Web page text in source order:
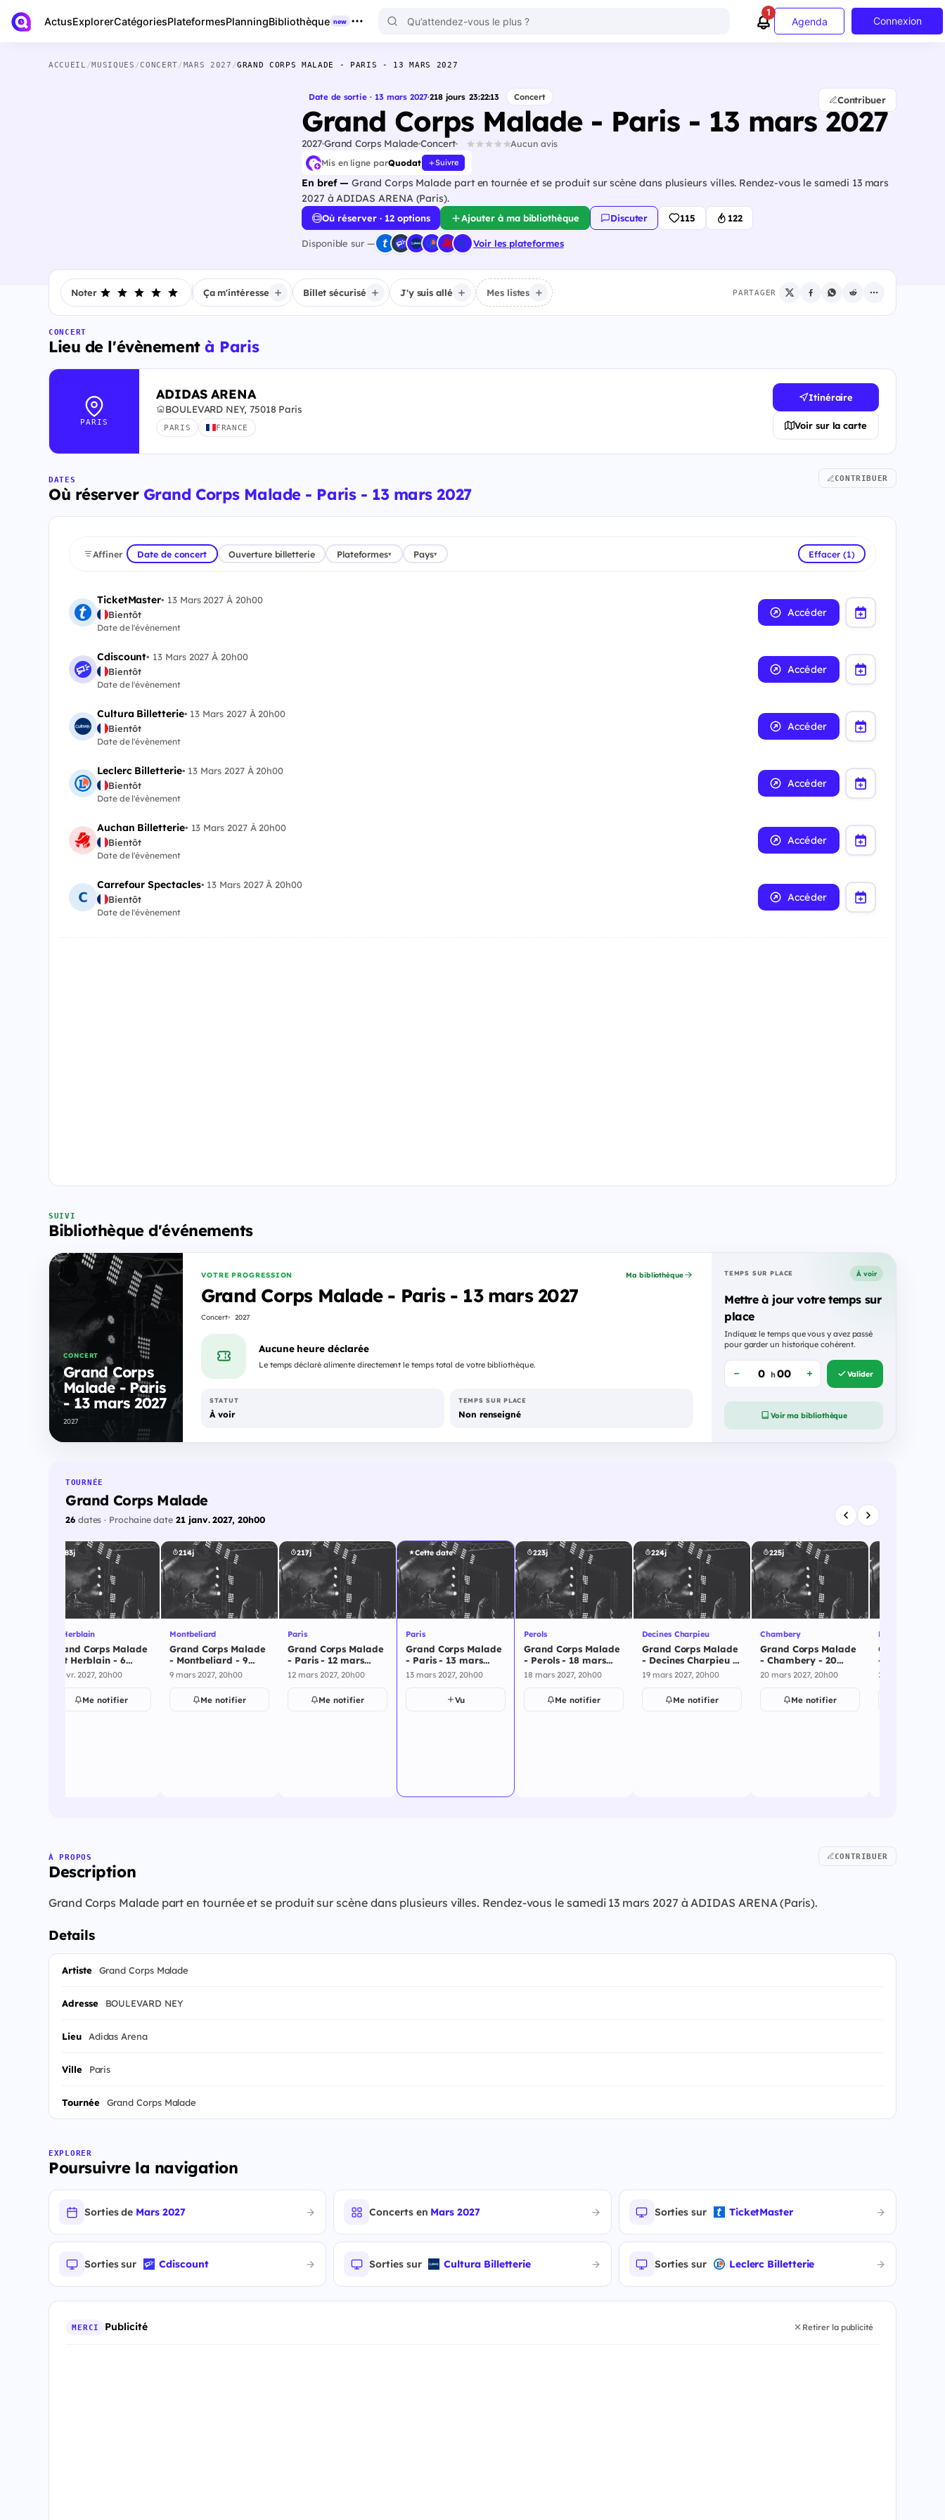
ActusExplorerCatégoriesPlateformesPlanningBibliothèque new
1
Agenda Connexion
ACCUEIL /MUSIQUES /CONCERT/MARS 2027 /GRAND CORPS MALADE - PARIS - 13 MARS 2027
Date de sortie · 13 mars 2027·218 jours 23:22:12 Concert
Grand Corps Malade - Paris - 13 mars 2027
2027Grand Corps MaladeConcert Aucun avis
Mis en ligne parQuodat Suivre
En bref — Grand Corps Malade part en tournée et se produit sur scène dans plusieurs villes. Rendez-vous le samedi 13 mars
2027 à ADIDAS ARENA (Paris).
Contribuer
Où réserver · 12 options Ajouter à ma bibliothèque Discuter 115 122
Disponible sur — Voir les plateformes
Noter Ça m'intéresse Billet sécurisé J'y suis allé Mes listes PARTAGER
CONCERT
Lieu de l'évènementà Paris
PARIS
ADIDAS ARENA
BOULEVARD NEY, 75018 Paris
PARIS FRANCE
Itinéraire
Voir sur la carte
DATES
Où réserver Grand Corps Malade - Paris - 13 mars 2027
CONTRIBUER
Affiner Date de concert Ouverture billetterie Plateformes▾ Pays▾ Effacer (1)
TicketMaster• 13 Mars 2027 À 20h00
Bientôt
Date de l'évènement
Accéder
Cdiscount• 13 Mars 2027 À 20h00
Bientôt
Date de l'évènement
Accéder
Cultura Billetterie• 13 Mars 2027 À 20h00
Bientôt
Date de l'évènement
Accéder
Leclerc Billetterie• 13 Mars 2027 À 20h00
Bientôt
Date de l'évènement
Accéder
Auchan Billetterie• 13 Mars 2027 À 20h00
Bientôt
Date de l'évènement
Accéder
Carrefour Spectacles• 13 Mars 2027 À 20h00
Bientôt
Date de l'évènement
Accéder
SUIVI
Bibliothèque d'événements
CONCERT
Grand Corps
Malade - Paris
- 13 mars 2027
2027
VOTRE PROGRESSION
Grand Corps Malade - Paris - 13 mars 2027
Concert 2027
Ma bibliothèque
Aucune heure déclarée
Le temps déclaré alimente directement le temps total de votre bibliothèque.
STATUT
À voir
TEMPS SUR PLACE
Non renseigné
TEMPS SUR PLACE À voir
Mettre à jour votre temps sur
place
Indiquez le temps que vous y avez passé
pour garder un historique cohérent.
h Valider
Voir ma bibliothèque
TOURNÉE
Grand Corps Malade
26dates · Prochaine date21 janv. 2027, 20h00
183j
St Herblain
Grand Corps Malade
- St Herblain - 6
février 2027
6 févr. 2027, 20h00
Me notifier
214j
Montbeliard
Grand Corps Malade
- Montbeliard - 9
mars 2027
9 mars 2027, 20h00
Me notifier
217j
Paris
Grand Corps Malade
- Paris - 12 mars
2027
12 mars 2027, 20h00
Me notifier
Cette date
Paris
Grand Corps Malade
- Paris - 13 mars
2027
13 mars 2027, 20h00
Vu
223j
Perols
Grand Corps Malade
- Perols - 18 mars
2027
18 mars 2027, 20h00
Me notifier
224j
Decines Charpieu
Grand Corps Malade
- Decines Charpieu -
19 mars 2027
19 mars 2027, 20h00
Me notifier
225j
Chambery
Grand Corps Malade
- Chambery - 20
mars 2027
20 mars 2027, 20h00
Me notifier
Dijon
Grand Corps
- Dijon - 24
2027
24 mars 2027,
À PROPOS
Description
CONTRIBUER
Grand Corps Malade part en tournée et se produit sur scène dans plusieurs villes. Rendez-vous le samedi 13 mars 2027 à ADIDAS ARENA (Paris).
Details
Artiste Grand Corps Malade
Adresse BOULEVARD NEY
Lieu Adidas Arena
Ville Paris
Tournée Grand Corps Malade
EXPLORER
Poursuivre la navigation
Sorties de Mars 2027 Concerts en Mars 2027 Sorties sur TicketMaster
Sorties sur Cdiscount Sorties sur Cultura Billetterie Sorties sur Leclerc Billetterie
MERCI Publicité Retirer la publicité